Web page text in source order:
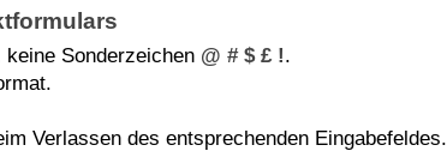
Sonderzeichen @ # $ £ !.
Verlassen des entsprechenden Eingabefeldes.